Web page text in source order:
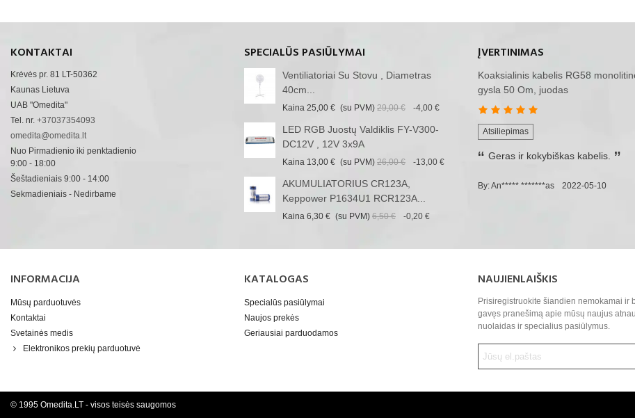
KONTAKTAI
Krėvės pr. 81 LT-50362
Kaunas Lietuva
UAB "Omedita"
Tel. nr. +37037354093
omedita@omedita.lt
Nuo Pirmadienio iki penktadienio
9:00 - 18:00
Šeštadieniais 9:00 - 14:00
Sekmadieniais - Nedirbame
SPECIALŪS PASIŪLYMAI
Ventiliatoriai Su Stovu , Diametras
40cm...
Kaina 25,00 € (su PVM) 29,00 € -4,00 €
LED RGB Juostų Valdiklis FY-V300-
DC12V , 12V 3x9A
Kaina 13,00 € (su PVM) 26,00 € -13,00 €
AKUMULIATORIUS CR123A,
Keppower P1634U1 RCR123A...
Kaina 6,30 € (su PVM) 6,50 € -0,20 €
ĮVERTINIMAS
Koaksialinis kabelis RG58
gysla 50 Om, juodas
Atsiliepimas
Geras ir kokybiškas kabelis.
By: An***** *******as 2022-05-10
INFORMACIJA
Mūsų parduotuvės
Kontaktai
Svetainės medis
Elektronikos prekių parduotuvė
KATALOGAS
Specialūs pasiūlymai
Naujos prekės
Geriausiai parduodamos
NAUJIENLAIŠKIS
Prisiregistruokite šiandien nemokamai ir
gavęs pranešimą apie mūsų naujus
nuolaidas ir specialius pasiūlymus.
© 1995 Omedita.LT - visos teisės saugomos